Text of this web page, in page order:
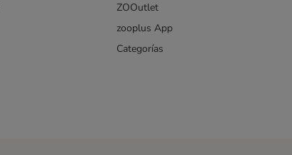
ZOOutlet
zooplus App
Categorías